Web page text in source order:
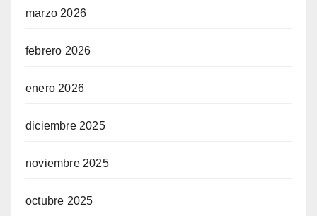
marzo 2026
febrero 2026
enero 2026
diciembre 2025
noviembre 2025
octubre 2025